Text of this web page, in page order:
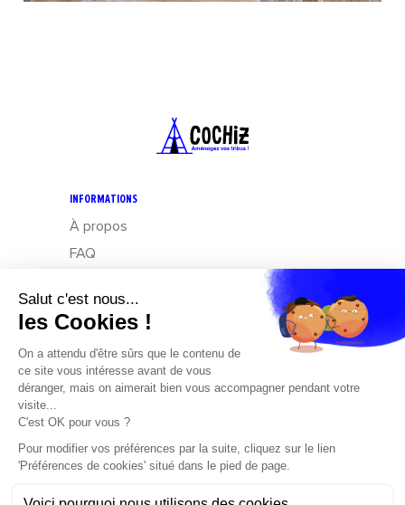
INFORMATIONS
À propos
FAQ
Mentions légales
Données personnelles : Exercez vos droits
Design – Mediapilote
Développement – Frennly
Cookies
Cochizby Boream